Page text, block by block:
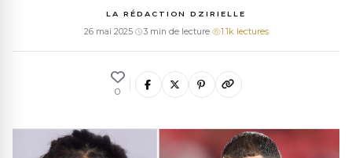
LA RÉDACTION DZIRIELLE
26 mai 2025· 3 min de lecture· 1.1k lectures
0